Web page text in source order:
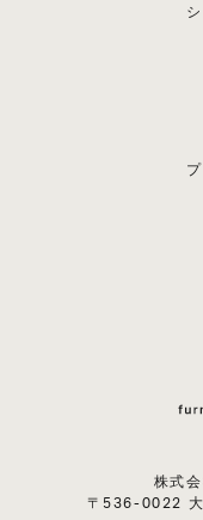
株式
〒536-0022 大